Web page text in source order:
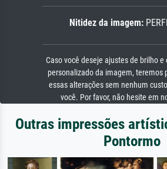
Nitidez da imagem:
Caso você deseje ajustes de brilho e
personalizado da imagem, teremos
essas alterações sem nenhum
você. Por favor, não hesite em
Outras impressões
Pontormo